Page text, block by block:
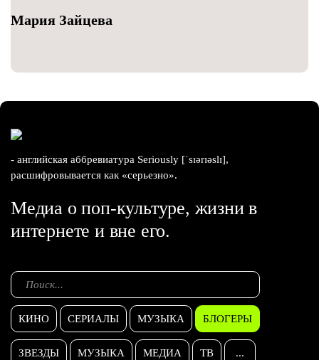
Мария Зайцева
- английская аббревиатура Seriously [ˈsɪərɪəslɪ],
расшифровывается как «серьезно».
Медиа о поп-культуре, жизни в
интернете и вне его.
КИНО СЕРИАЛЫ МУЗЫКА БЛОГЕРЫ
ЗВЕЗДЫ МУЗЫКА МЕДИА ТВ ...